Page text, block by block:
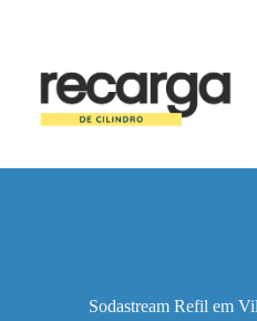
conteúdo
Sodastream Refil em